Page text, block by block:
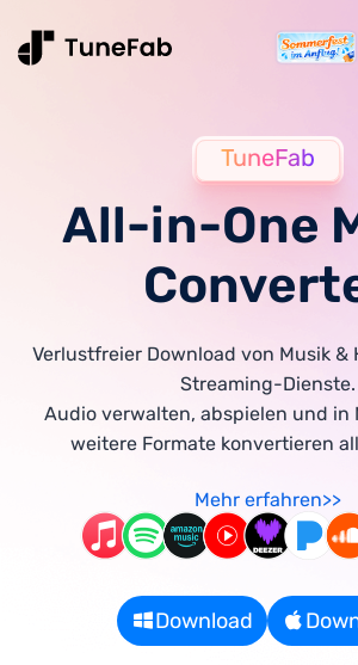
TuneFab
All-in-One
Verlustfreier Download von Musik &
Streaming-Dienste.
Audio verwalten, abspielen und in
weitere Formate konvertieren
Mehr erfahren
Download